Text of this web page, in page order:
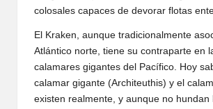
colosales capaces de devorar flotas
El Kraken, aunque tradicionalmente
Atlántico norte, tiene su contraparte en
calamares gigantes del Pacífico. Hoy
calamar gigante (Architeuthis) y el
existen realmente, y aunque no hundan